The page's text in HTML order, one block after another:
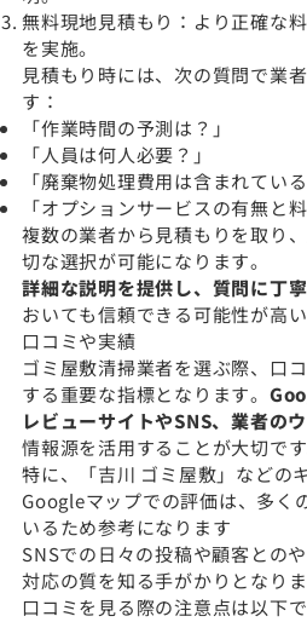
無料現地見積もり：より正確な
を実施。
見積もり時には、次の質問で業
す：
「作業時間の予測は？」
「人員は何人必要？」
「廃棄物処理費用は含まれている
「オプションサービスの有無と料
複数の業者から見積もりを取り
切な選択が可能になります。
詳細な説明を提供し、質問に丁
おいても信頼できる可能性が高い
口コミや実績
ゴミ屋敷清掃業者を選ぶ際、口
する重要な指標となります。
レビューサイトやSNS、業者の
情報源を活用することが大切です
特に、「吉川 ゴミ屋敷」などの
Googleマップでの評価は、多く
いるため参考になります
SNSでの日々の投稿や顧客との
対応の質を知る手がかりとなりま
口コミを見る際の注意点は以下で